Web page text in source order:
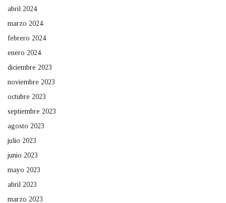
abril 2024
marzo 2024
febrero 2024
enero 2024
diciembre 2023
noviembre 2023
octubre 2023
septiembre 2023
agosto 2023
julio 2023
junio 2023
mayo 2023
abril 2023
marzo 2023